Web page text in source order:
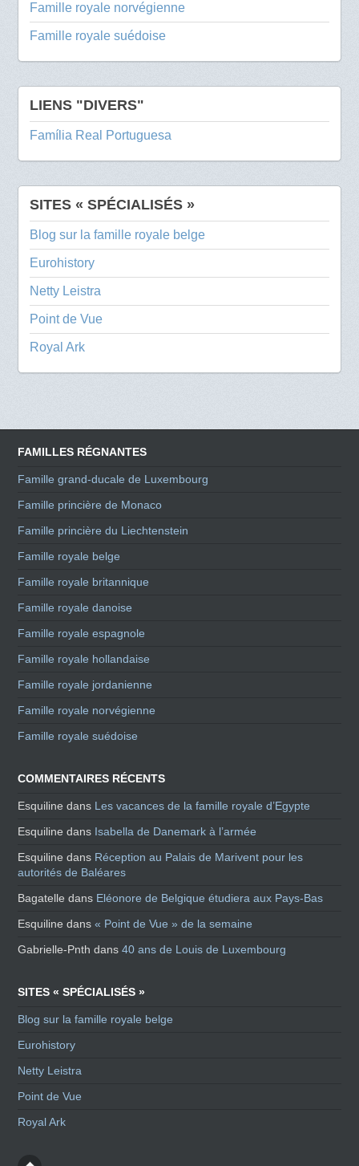
Famille royale norvégienne
Famille royale suédoise
LIENS "DIVERS"
Família Real Portuguesa
SITES « SPÉCIALISÉS »
Blog sur la famille royale belge
Eurohistory
Netty Leistra
Point de Vue
Royal Ark
FAMILLES RÉGNANTES
Famille grand-ducale de Luxembourg
Famille princière de Monaco
Famille princière du Liechtenstein
Famille royale belge
Famille royale britannique
Famille royale danoise
Famille royale espagnole
Famille royale hollandaise
Famille royale jordanienne
Famille royale norvégienne
Famille royale suédoise
COMMENTAIRES RÉCENTS
Esquiline dans Les vacances de la famille royale d’Egypte
Esquiline dans Isabella de Danemark à l’armée
Esquiline dans Réception au Palais de Marivent pour les
autorités de Baléares
Bagatelle dans Eléonore de Belgique étudiera aux Pays-Bas
Esquiline dans« Point de Vue » de la semaine
Gabrielle-Pnth dans40 ans de Louis de Luxembourg
SITES « SPÉCIALISÉS »
Blog sur la famille royale belge
Eurohistory
Netty Leistra
Point de Vue
Royal Ark